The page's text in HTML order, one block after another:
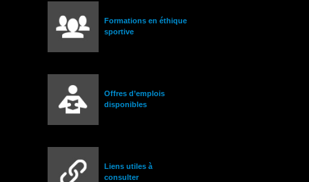
Formations en éthique
sportive
Offres d’emplois
disponibles
Liens utiles à
consulter